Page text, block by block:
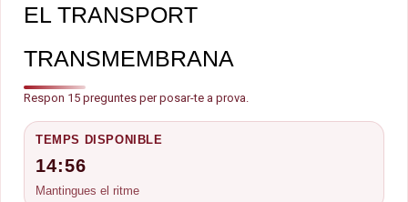
EL TRANSPORT
TRANSMEMBRANA
Respon 15 preguntes per posar-te a prova.
TEMPS DISPONIBLE
14:56
Mantingues el ritme